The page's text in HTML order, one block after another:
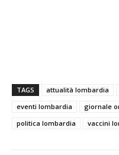
TAGS attualità lombardia
eventi lombardia
giornale
politica lombardia
vaccini